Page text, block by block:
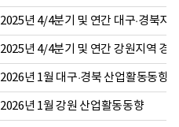
2025년 4/4분기 및 연간 대구·경북지
2025년 4/4분기 및 연간 강원지역 경
2026년 1월 대구·경북 산업활동동향
2026년 1월 강원 산업활동동향